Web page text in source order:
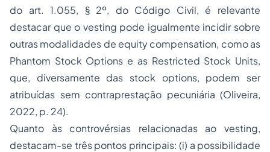
do art. 1.055, § 2º, do Código Civil, é relevante
destacar que o vesting pode igualmente incidir sobre
outras modalidades de equity compensation, como as
Phantom Stock Options e as Restricted Stock Units,
que, diversamente das stock options, podem ser
atribuídas sem contraprestação pecuniária (Oliveira,
2022, p. 24).
Quanto às controvérsias relacionadas ao vesting,
destacam-se três pontos principais: (i) a possibilidade